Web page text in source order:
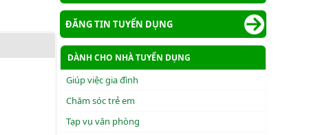
ĐĂNG TIN TUYỂN DỤNG
DÀNH CHO NHÀ TUYỂN DỤNG
Giúp việc gia đình
Chăm sóc trẻ em
Tạp vụ văn phòng